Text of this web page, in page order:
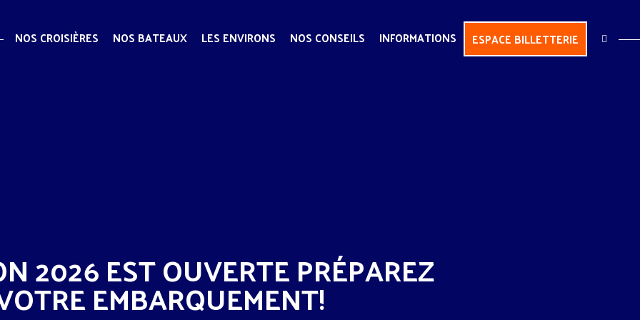
NOS CROISIÈRES NOS BATEAUX LES ENVIRONS NOS CONSEILS INFORMATIONS ESPACE BILLETTERIE
2026 EST OUVERTE PRÉPAREZ
EMBARQUEMENT!